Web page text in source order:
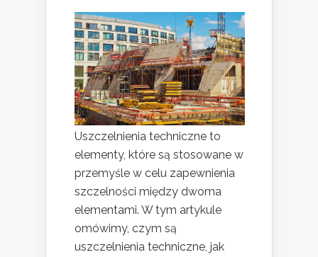
Uszczelnienia techniczne to
elementy, które są stosowane w
przemyśle w celu zapewnienia
szczelności między dwoma
elementami. W tym artykule
omówimy, czym są
uszczelnienia techniczne, jak